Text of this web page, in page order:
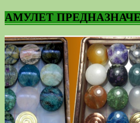
АМУЛЕТ